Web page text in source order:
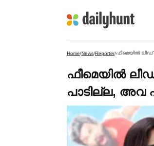
Home/News/Reporter/ഫീമെയില്‍
ഫീമെയില്‍
പാടില്ല, അവ